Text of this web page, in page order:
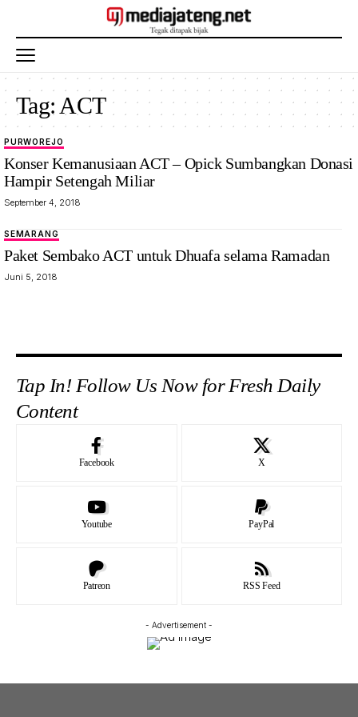
Tag: ACT
PURWOREJO
Konser Kemanusiaan ACT – Opick Sumbangkan Donasi
Hampir Setengah Miliar
September 4, 2018
SEMARANG
Paket Sembako ACT untuk Dhuafa selama Ramadan
Juni 5, 2018
Tap In! Follow Us Now for Fresh Daily
Content
Facebook X
Youtube PayPal
Patreon RSS Feed
- Advertisement -